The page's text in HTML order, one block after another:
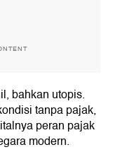
bahkan utopis.
tanpa pajak,
peran pajak
modern.